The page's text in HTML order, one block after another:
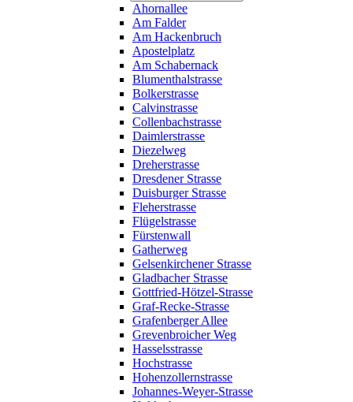
Ahornallee
Am Falder
Am Hackenbruch
Apostelplatz
Am Schabernack
Blumenthalstrasse
Bolkerstrasse
Calvinstrasse
Collenbachstrasse
Daimlerstrasse
Diezelweg
Dreherstrasse
Dresdener Strasse
Duisburger Strasse
Fleherstrasse
Flügelstrasse
Fürstenwall
Gatherweg
Gelsenkirchener Strasse
Gladbacher Strasse
Gottfried-Hötzel-Strasse
Graf-Recke-Strasse
Grafenberger Allee
Grevenbroicher Weg
Hasselsstrasse
Hochstrasse
Hohenzollernstrasse
Johannes-Weyer-Strasse